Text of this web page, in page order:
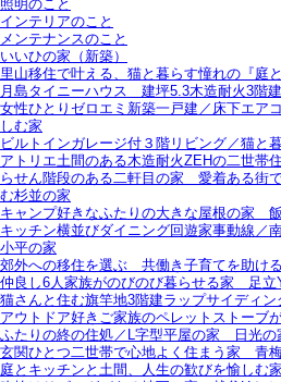
照明のこと
インテリアのこと
メンテナンスのこと
いいひの家（新築）
里山移住で叶える、猫と暮らす憧れの『庭
月島タイニーハウス＿建坪5.3木造耐火3階
女性ひとりゼロエミ新築一戸建／床下エア
しむ家
ビルトインガレージ付３階リビング／猫と
アトリエ土間のある木造耐火ZEHの二世帯
らせん階段のある二軒目の家＿愛着ある街
む杉並の家
キャンプ好きなふたりの大きな屋根の家＿
キッチン横並びダイニング回遊家事動線／
小平の家
郊外への移住を選ぶ＿共働き子育てを助け
仲良し6人家族がのびのび暮らせる家＿足立
猫さんと住む旗竿地3階建ラップサイディ
アウトドア好きご家族のペレットストーブ
ふたりの終の住処／L字型平屋の家＿日光の
玄関ひとつ二世帯で心地よく住まう家＿青
庭とキッチンと土間、人生の歓びを愉しむ